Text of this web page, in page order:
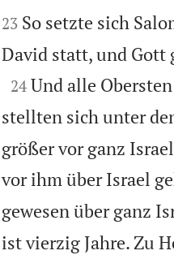


23 So setzte sich
David statt, und Gott

24 Und alle
stellten sich unter
größer vor ganz
vor ihm über Israel
gewesen über ganz
ist vierzig Jahre. Zu